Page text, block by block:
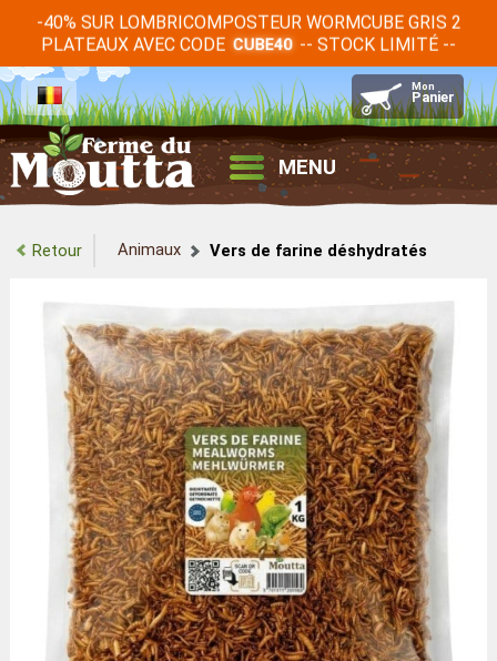
-40% SUR LOMBRICOMPOSTEUR WORMCUBE GRIS 2
PLATEAUX AVEC CODE CUBE40 -- STOCK LIMITÉ --
MENU
Retour Animaux Vers de farine déshydratés